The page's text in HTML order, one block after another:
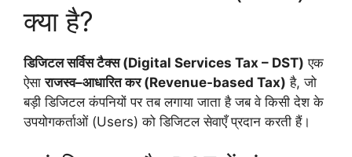
क्या है?
डिजिटल सर्विस टैक्स (Digital Services Tax – DST) एक
ऐसाराजस्व–आधारित कर (Revenue-based Tax) है, जो
बड़ी डिजिटल कंपनियों पर तब लगाया जाता है जब वे किसी देश के
उपयोगकर्ताओं (Users) को डिजिटल सेवाएँ प्रदान करती हैं।